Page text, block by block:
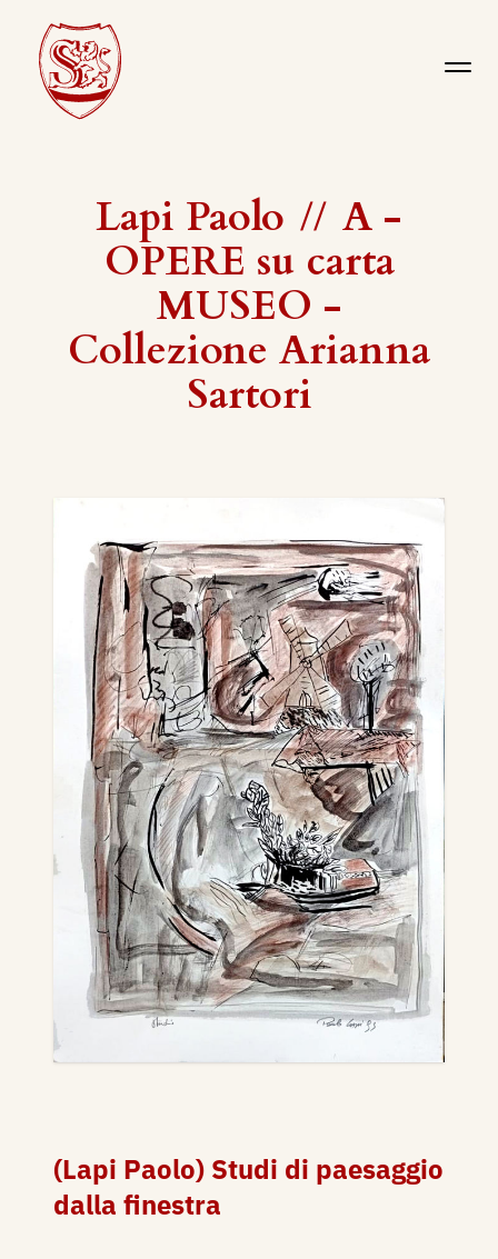
Lapi Paolo // A -
OPERE su carta
MUSEO -
Collezione Arianna
Sartori
(Lapi Paolo) Studi di paesaggio
dalla finestra